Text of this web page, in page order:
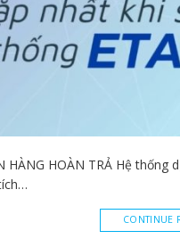
HÀNG HOÀN TRẢ Hệ
CONTINUE